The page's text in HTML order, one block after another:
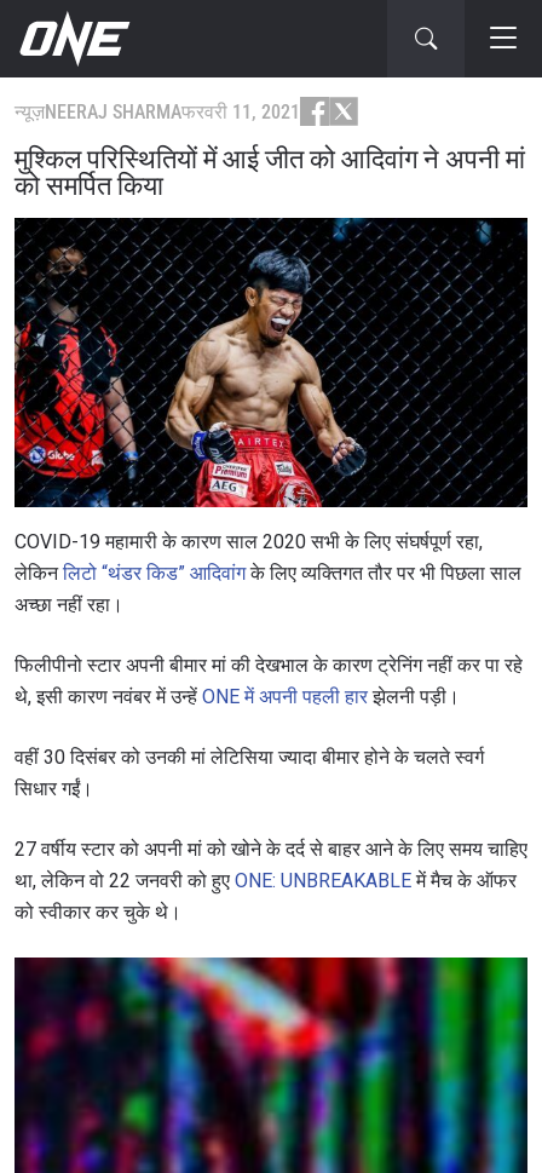
न्यूज़NEERAJ SHARMAफरवरी 11, 2021
मुश्किल परिस्थितियों में आई जीत को आदिवांग ने अपनी मां
को समर्पित किया
COVID-19 महामारी के कारण साल 2020 सभी के लिए संघर्षपूर्ण रहा,
लेकिनलिटो “थंडर किड” आदिवांगके लिए व्यक्तिगत तौर पर भी पिछला साल
अच्छा नहीं रहा।
फिलीपीनो स्टार अपनी बीमार मां की देखभाल के कारण ट्रेनिंग नहीं कर पा रहे
थे, इसी कारण नवंबर में उन्हें ONE में अपनी पहली हारझेलनी पड़ी।
वहीं 30 दिसंबर को उनकी मां लेटिसिया ज्यादा बीमार होने के चलते स्वर्ग
सिधार गईं।
27 वर्षीय स्टार को अपनी मां को खोने के दर्द से बाहर आने के लिए समय चाहिए
था, लेकिन वो 22 जनवरी को हुए ONE: UNBREAKABLEमें मैच के ऑफर
को स्वीकार कर चुके थे।